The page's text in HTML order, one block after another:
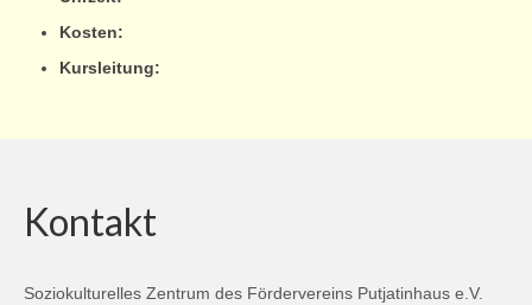
Kosten:
Kursleitung:
Kontakt
Soziokulturelles Zentrum des Fördervereins Putjatinhaus e.V.